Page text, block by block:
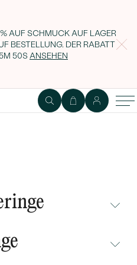
AUF SCHMUCK AUF LAGER
BESTELLUNG. DER RABATT
49SANSEHEN